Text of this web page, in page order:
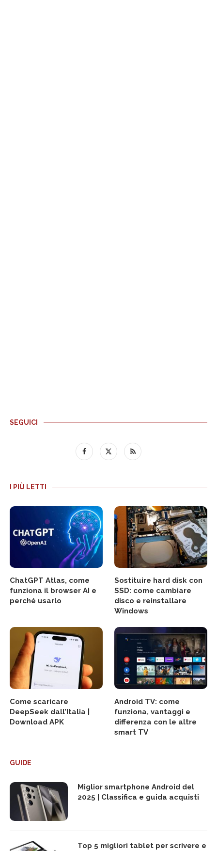
SEGUICI
I PIÙ LETTI
ChatGPT Atlas, come
funziona il browser AI e
perché usarlo
Sostituire hard disk con
SSD: come cambiare
disco e reinstallare
Windows
Come scaricare
DeepSeek dall’Italia |
Download APK
Android TV: come
funziona, vantaggi e
differenza con le altre
smart TV
GUIDE
Miglior smartphone Android del
2025 | Classifica e guida acquisti
Top 5 migliori tablet per scrivere e